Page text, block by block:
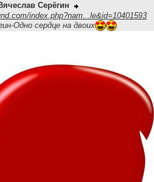
Серёгин
index.php?nam...le&id=10401593
Одно сердце на двоих